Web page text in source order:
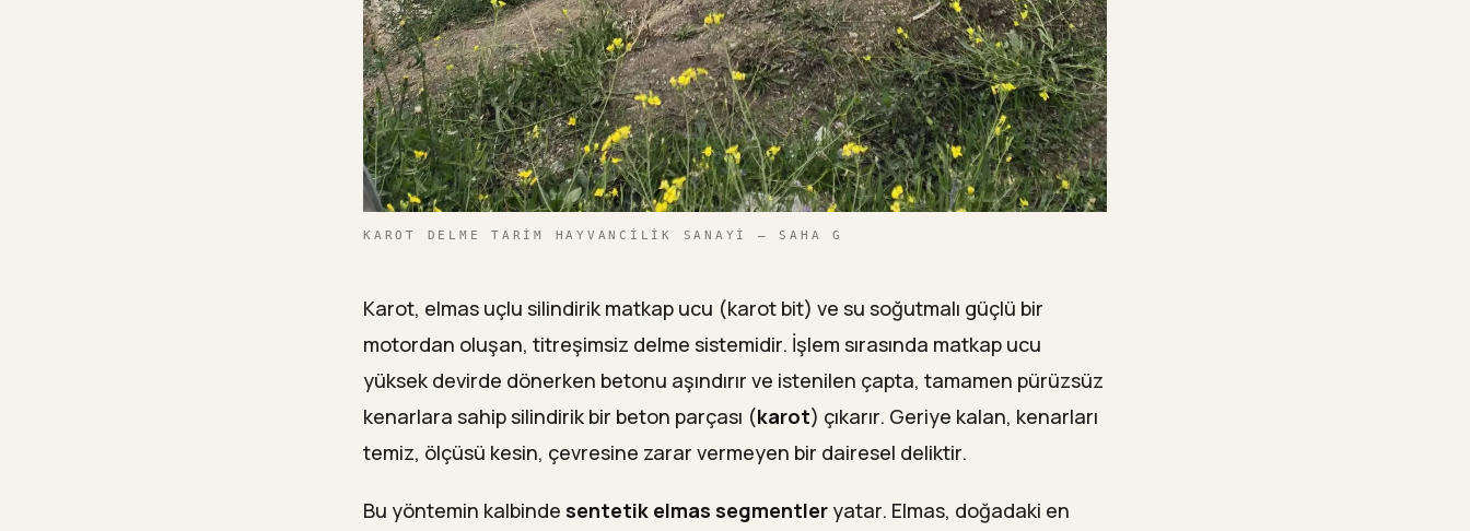
KAROT DELME TARIM HAYVANCILIK SANAYI — SAHA G
Karot, elmas uçlu silindirik matkap ucu (karot bit) ve su soğutmalı güçlü bir
motordan oluşan, titreşimsiz delme sistemidir. İşlem sırasında matkap ucu
yüksek devirde dönerken betonu aşındırır ve istenilen çapta, tamamen pürüzsüz
kenarlara sahip silindirik bir beton parçası (karot) çıkarır. Geriye kalan, kenarları
temiz, ölçüsü kesin, çevresine zarar vermeyen bir dairesel deliktir.
Bu yöntemin kalbinde sentetik elmas segmentler yatar. Elmas, doğadaki en